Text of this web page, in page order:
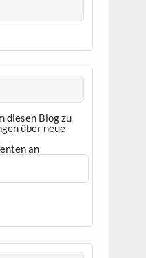
diesen Blog zu
über neue
an